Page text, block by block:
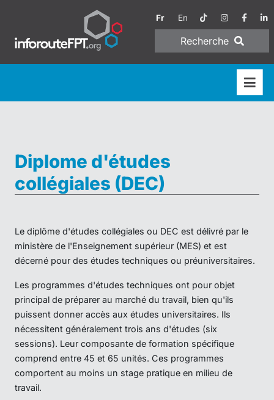
Fr En
Recherche
Diplome d'études
collégiales (DEC)
Le diplôme d'études collégiales ou DEC est délivré par le
ministère de l'Enseignement supérieur (MES) et est
décerné pour des études techniques ou préuniversitaires.
Les programmes d'études techniques ont pour objet
principal de préparer au marché du travail, bien qu'ils
puissent donner accès aux études universitaires. Ils
nécessitent généralement trois ans d'études (six
sessions). Leur composante de formation spécifique
comprend entre 45 et 65 unités. Ces programmes
comportent au moins un stage pratique en milieu de
travail.